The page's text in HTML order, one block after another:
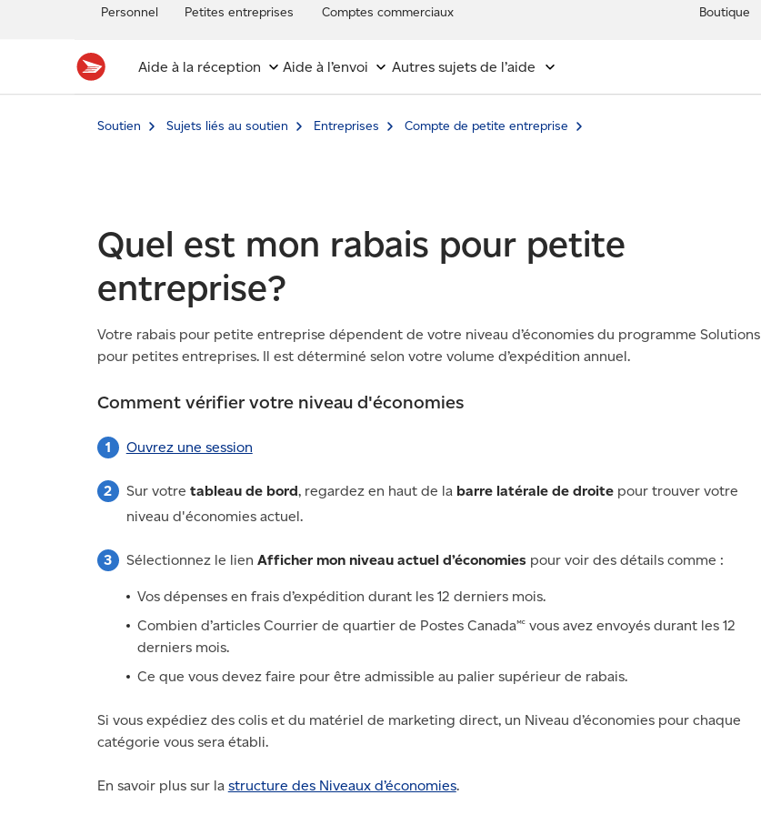
Personnel Petites entreprises Comptes commerciaux Boutique
Aide à la réception Aide à l’envoi Autres sujets de l’aide
Soutien Sujets liés au soutien Entreprises Compte de petite entreprise
Quel est mon rabais pour petite
entreprise?
Votre rabais pour petite entreprise dépendent de votre niveau d’économies du programme Solutions
pour petites entreprises. Il est déterminé selon votre volume d’expédition annuel.
Comment vérifier votre niveau d'économies
Ouvrez une session
Sur votre tableau de bord, regardez en haut de la barre latérale de droitepour trouver votre
niveau d'économies actuel.
Sélectionnez le lien Afficher mon niveau actuel d’économies pour voir des détails comme :
Vos dépenses en frais d’expédition durant les 12 derniers mois.
Combien d’articles Courrier de quartier de Postes Canada🅪 vous avez envoyés durant les 12
derniers mois.
Ce que vous devez faire pour être admissible au palier supérieur de rabais.
Si vous expédiez des colis et du matériel de marketing direct, un Niveau d’économies pour chaque
catégorie vous sera établi.
En savoir plus sur la structure des Niveaux d’économies.